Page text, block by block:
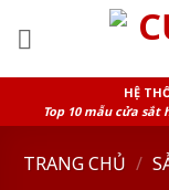
HỆ
Top 10 mẫu cửa sắt
TRANG CHỦ /